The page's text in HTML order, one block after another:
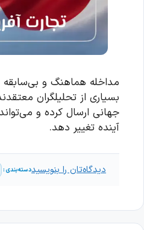
مداخله هماهنگ و بی‌سابقه
بسیاری از تحلیلگران
آینده تغییر دهد.
دیدگاه‌تان را بنویسید